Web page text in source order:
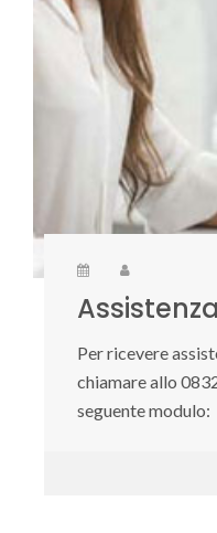
Per ricevere
chiamare allo
seguente modulo: